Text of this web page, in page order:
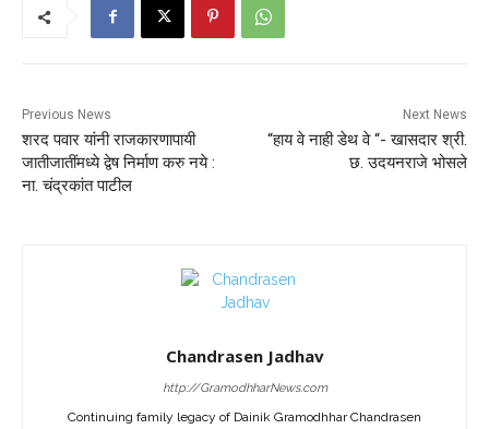
Previous News
शरद पवार यांनी राजकारणापायी
जातीजातींमध्ये द्वेष निर्माण करु नये :
ना. चंद्रकांत पाटील
Next News
“हाय वे नाही डेथ वे “- खासदार श्री.
छ. उदयनराजे भोसले
Chandrasen Jadhav
http://GramodhharNews.com
Continuing family legacy of Dainik Gramodhhar Chandrasen